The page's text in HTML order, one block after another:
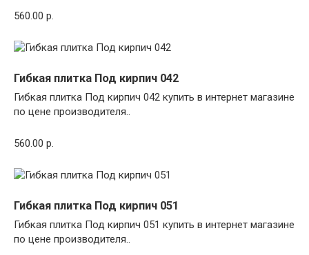
560.00 р.
Гибкая плитка Под кирпич 042
Гибкая плитка Под кирпич 042 купить в интернет магазине
по цене производителя..
560.00 р.
Гибкая плитка Под кирпич 051
Гибкая плитка Под кирпич 051 купить в интернет магазине
по цене производителя..